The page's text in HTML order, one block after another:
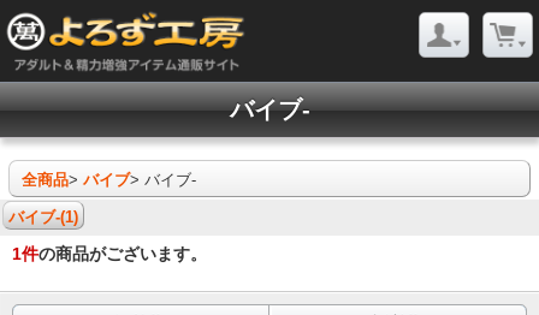
バイブ-
全商品>バイブ> バイブ-
バイブ-(1)
1件の商品がございます。